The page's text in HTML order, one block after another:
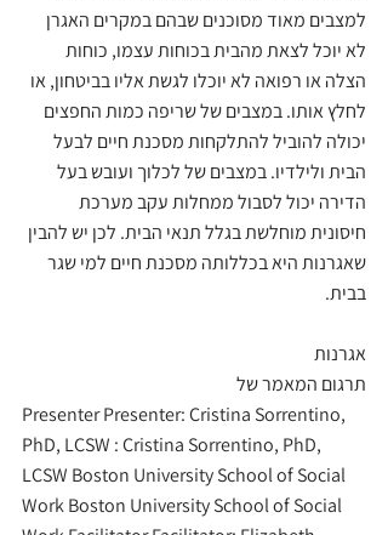
למצבים מאוד מסוכנים שבהם במקרים האגרן
לא יוכל לצאת מהבית בכוחות עצמו, כוחות
הצלה או רפואה לא יוכלו לגשת אליו בביטחון, או
לחלץ אותו. במצבים של שריפה כמות החפצים
יכולה להוביל להתלקחות מסכנת חיים לבעל
הבית ולילדיו. במצבים של לכלוך ועובש בעל
הדירה יכול לסבול ממחלות עקב מערכת
חיסונית מוחלשת בגלל תנאי הבית. לכן יש להבין
שאגרנות היא בכללותה מסכנת חיים למי שגר
בבית.
אגרנות
תרגום המאמר של
Presenter Presenter: Cristina Sorrentino,
PhD, LCSW : Cristina Sorrentino, PhD,
LCSW Boston University School of Social
Work Boston University School of Social